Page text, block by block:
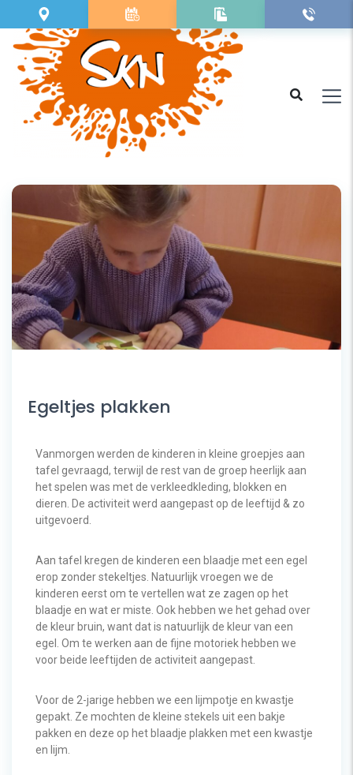
Egeltjes plakken
Vanmorgen werden de kinderen in kleine groepjes aan
tafel gevraagd, terwijl de rest van de groep heerlijk aan
het spelen was met de verkleedkleding, blokken en
dieren. De activiteit werd aangepast op de leeftijd & zo
uitgevoerd.
Aan tafel kregen de kinderen een blaadje met een egel
erop zonder stekeltjes. Natuurlijk vroegen we de
kinderen eerst om te vertellen wat ze zagen op het
blaadje en wat er miste. Ook hebben we het gehad over
de kleur bruin, want dat is natuurlijk de kleur van een
egel. Om te werken aan de fijne motoriek hebben we
voor beide leeftijden de activiteit aangepast.
Voor de 2-jarige hebben we een lijmpotje en kwastje
gepakt. Ze mochten de kleine stekels uit een bakje
pakken en deze op het blaadje plakken met een kwastje
en lijm.